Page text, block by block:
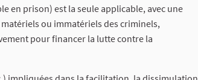
en prison) est la seule applicable, avec une
ou immatériels des criminels,
pour financer la lutte contre la